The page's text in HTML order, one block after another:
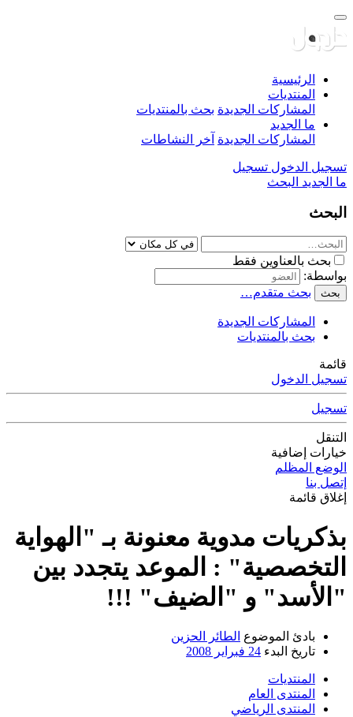
الرئيسية
المنتديات
المشاركات الجديدة بحث بالمنتديات
ما الجديد
المشاركات الجديدة آخر النشاطات
تسجيل الدخول تسجيل
ما الجديد البحث
البحث
بحث بالعناوين فقط
بواسطة:
بحث بحث متقدم…
المشاركات الجديدة
بحث بالمنتديات
قائمة
تسجيل الدخول
تسجيل
التنقل
خيارات إضافية
الوضع المظلم
إتصل بنا
إغلاق قائمة
بذكريات مدوية معنونة بـ "الهواية
التخصصية" : الموعد يتجدد بين
"الأسد" و "الضيف" !!!
بادئ الموضوع الطائر الحزين
تاريخ البدء 24 فبراير 2008
المنتديات
المنتدى العام
المنتدى الرياضي